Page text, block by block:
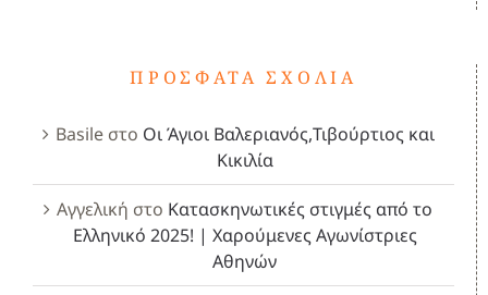
ΠΡΌΣΦΑΤΑ ΣΧΌΛΙΑ
Basileστο Οι Άγιοι Βαλεριανός,Τιβούρτιος και
Κικιλία
Αγγελική στο Κατασκηνωτικές στιγμές από το
Ελληνικό 2025! | Χαρούμενες Αγωνίστριες
Αθηνών